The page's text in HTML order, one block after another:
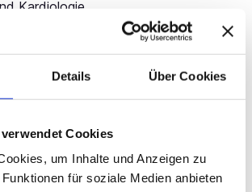
Details Über Cookies
Cookies
um Inhalte und Anzeigen zu
für soziale Medien anbieten
Kardiologie
Erfahrung in der invasiven Kardiologie
der konzeptionellen
einer Abteilung
ICD etc.)
Kommunikationsfähigkeit sowie